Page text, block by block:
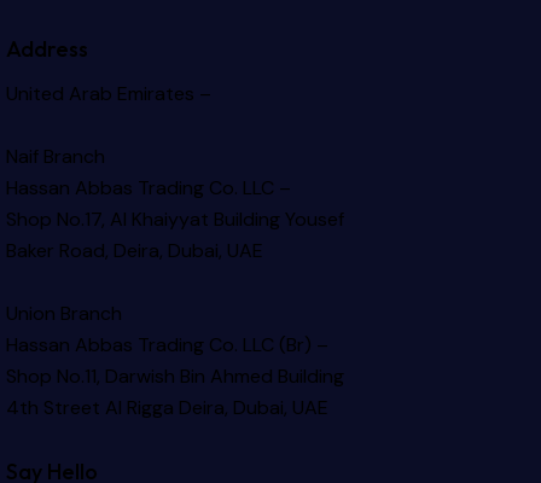
Address
United Arab Emirates –
Naif Branch
Hassan Abbas Trading Co. LLC –
Shop No.17, Al Khaiyyat BuildingYousef
Baker Road, Deira, Dubai, UAE
Union Branch
Hassan Abbas Trading Co. LLC (Br) –
Shop No.11, Darwish Bin Ahmed Building
4th Street Al Rigga Deira, Dubai, UAE
Say Hello